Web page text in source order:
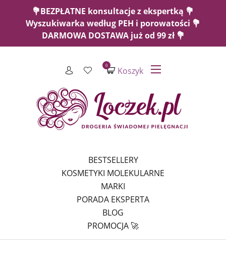
💐BEZPŁATNE konsultacje z ekspertką 💐
Wyszukiwarka według PEH i porowatości 💐
DARMOWA DOSTAWA już od 99 zł 💐
Koszyk
0
BESTSELLERY
KOSMETYKI MOLEKULARNE
MARKI
PORADA EKSPERTA
BLOG
PROMOCJA 🚀